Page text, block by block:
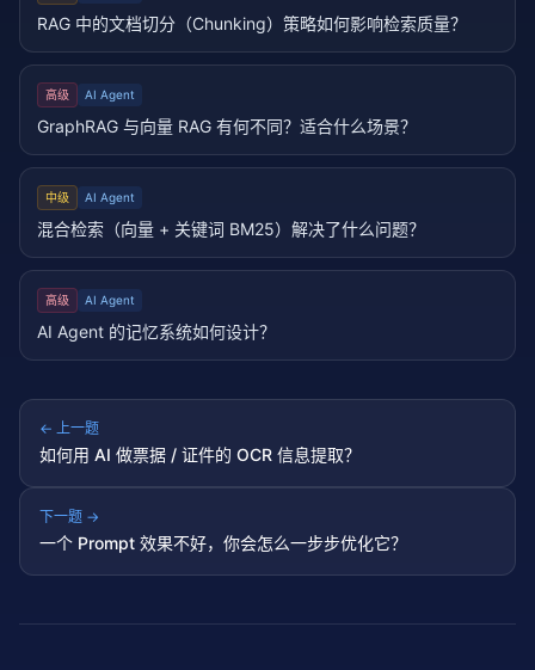
RAG 中的文档切分（Chunking）策略如何影响检索质量？
高级 AI Agent
GraphRAG 与向量 RAG 有何不同？适合什么场景？
中级 AI Agent
混合检索（向量 + 关键词 BM25）解决了什么问题？
高级 AI Agent
AI Agent 的记忆系统如何设计？
← 上一题
如何用 AI 做票据 / 证件的 OCR 信息提取？
下一题 →
一个 Prompt 效果不好，你会怎么一步步优化它？